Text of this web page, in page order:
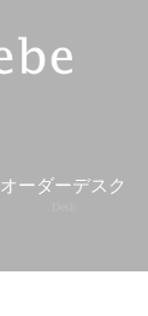
オーダーデスク